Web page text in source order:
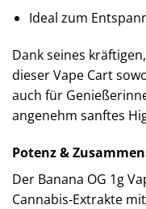
Ideal zum
Dank seines
dieser Vape Cart
auch für
angenehm sanftes
Potenz &
Der Banana OG 1g
Cannabis‑Extrakte